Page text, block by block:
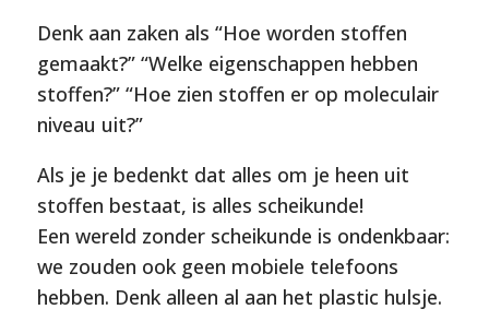
Denk aan zaken als “Hoe worden stoffen
gemaakt?” “Welke eigenschappen hebben
stoffen?” “Hoe zien stoffen er op moleculair
niveau uit?”
Als je je bedenkt dat alles om je heen uit
stoffen bestaat, is alles scheikunde!
Een wereld zonder scheikunde is ondenkbaar:
we zouden ook geen mobiele telefoons
hebben. Denk alleen al aan het plastic hulsje.